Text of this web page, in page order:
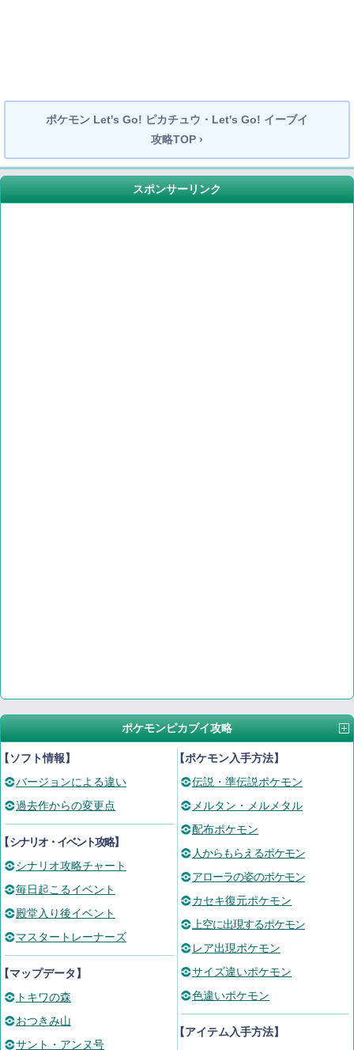
ポケモン Let's Go! ピカチュウ・Let's Go! イーブイ
攻略TOP ›
スポンサーリンク
ポケモンピカブイ攻略
ソフト情報】
バージョンによる違い
過去作からの変更点
シナリオ・イベント攻略】
シナリオ攻略チャート
毎日起こるイベント
殿堂入り後イベント
マスタートレーナーズ
マップデータ】
トキワの森
おつきみ山
サント・アンヌ号
【ポケモン入手方法】
伝説・準伝説ポケモン
メルタン・メルメタル
配布ポケモン
人からもらえるポケモン
アローラの姿のポケモン
カセキ復元ポケモン
上空に出現するポケモン
レア出現ポケモン
サイズ違いポケモン
色違いポケモン
【アイテム入手方法】